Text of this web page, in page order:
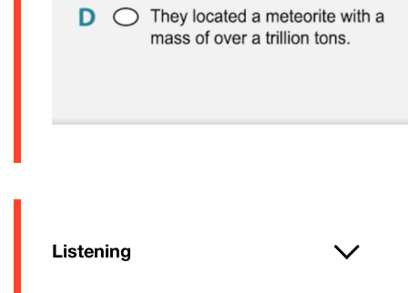
Listening